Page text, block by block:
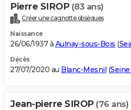
Pierre SIROP (83 ans)
Créer une cagnotte obsèques
Naissance
26/06/1937 à Aulnay-sous-Bois (
Décès
27/07/2020 au Blanc-Mesnil (
Jean-pierre SIROP (76 ans)